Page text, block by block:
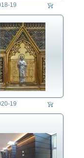
Wirtschaft
auftragsproduktion
fotorecherche
die fotografen
19
19